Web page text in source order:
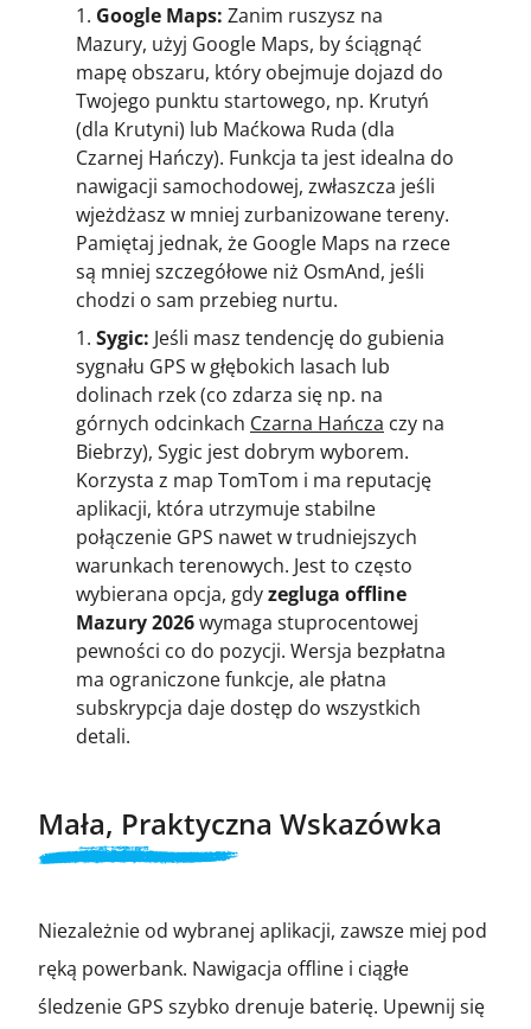
Google Maps: Zanim ruszysz na
Mazury, użyj Google Maps, by ściągnąć
mapę obszaru, który obejmuje dojazd do
Twojego punktu startowego, np. Krutyń
(dla Krutyni) lub Maćkowa Ruda (dla
Czarnej Hańczy). Funkcja ta jest idealna do
nawigacji samochodowej, zwłaszcza jeśli
wjeżdżasz w mniej zurbanizowane tereny.
Pamiętaj jednak, że Google Maps na rzece
są mniej szczegółowe niż OsmAnd, jeśli
chodzi o sam przebieg nurtu.
Sygic: Jeśli masz tendencję do gubienia
sygnału GPS w głębokich lasach lub
dolinach rzek (co zdarza się np. na
górnych odcinkach Czarna Hańcza czy na
Biebrzy), Sygic jest dobrym wyborem.
Korzysta z map TomTom i ma reputację
aplikacji, która utrzymuje stabilne
połączenie GPS nawet w trudniejszych
warunkach terenowych. Jest to często
wybierana opcja, gdyzegluga offline
Mazury 2026wymaga stuprocentowej
pewności co do pozycji. Wersja bezpłatna
ma ograniczone funkcje, ale płatna
subskrypcja daje dostęp do wszystkich
detali.
Mała, Praktyczna Wskazówka
Niezależnie od wybranej aplikacji, zawsze miej pod
ręką powerbank. Nawigacja offline i ciągłe
śledzenie GPS szybko drenuje baterię. Upewnij się